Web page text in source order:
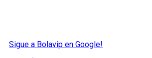
Sigue a Bolavip en Google!